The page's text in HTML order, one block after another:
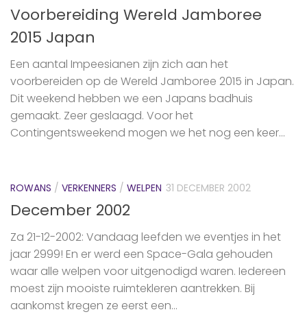
Voorbereiding Wereld Jamboree
2015 Japan
Een aantal Impeesianen zijn zich aan het
voorbereiden op de Wereld Jamboree 2015 in Japan.
Dit weekend hebben we een Japans badhuis
gemaakt. Zeer geslaagd. Voor het
Contingentsweekend mogen we het nog een keer...
ROWANS / VERKENNERS / WELPEN 31 DECEMBER 2002
December 2002
Za 21-12-2002: Vandaag leefden we eventjes in het
jaar 2999! En er werd een Space-Gala gehouden
waar alle welpen voor uitgenodigd waren. Iedereen
moest zijn mooiste ruimtekleren aantrekken. Bij
aankomst kregen ze eerst een...